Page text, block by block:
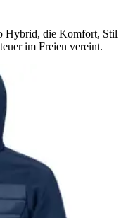
Hybrid, die Komfort, Stil
im Freien vereint.